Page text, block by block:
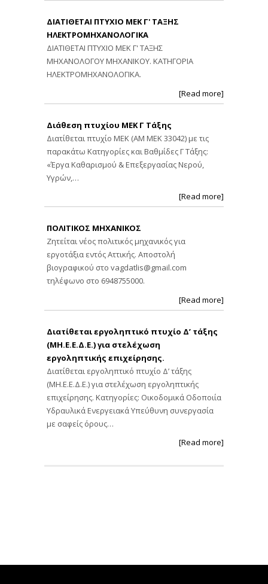
ΔΙΑΤΙΘΕΤΑΙ ΠΤΥΧΙΟ ΜΕΚ Γ' ΤΑΞΗΣ
ΗΛΕΚΤΡΟΜΗΧΑΝΟΛΟΓΙΚΑ
ΔΙΑΤΙΘΕΤΑΙ ΠΤΥΧΙΟ ΜΕΚ Γ' ΤΑΞΗΣ
ΜΗΧΑΝΟΛΟΓΟΥ ΜΗΧΑΝΙΚΟΥ. ΚΑΤΗΓΟΡΙΑ
ΗΛΕΚΤΡΟΜΗΧΑΝΟΛΟΓΙΚΑ.
[Read more]
Διάθεση πτυχίου ΜΕΚ Γ Τάξης
Διατίθεται πτυχίο ΜΕΚ (ΑΜ ΜΕΚ 33042) με τις
παρακάτω Κατηγορίες και Βαθμίδες Γ Τάξης:
«Έργα Καθαρισμού & Επεξεργασίας Νερού,
Υγρών,…
[Read more]
ΠΟΛΙΤΙΚΟΣ ΜΗΧΑΝΙΚΟΣ
Ζητείται νέος πολιτικός μηχανικός για
εργοτάξια εντός Αττικής. Αποστολή
βιογραφικού στο vagdatlis@gmail.com
τηλέφωνο στο 6948755000.
[Read more]
Διατίθεται εργοληπτικό πτυχίο Δ’ τάξης
(ΜΗ.Ε.Ε.Δ.Ε.) για στελέχωση
εργοληπτικής επιχείρησης.
Διατίθεται εργοληπτικό πτυχίο Δ’ τάξης
(ΜΗ.Ε.Ε.Δ.Ε.) για στελέχωση εργοληπτικής
επιχείρησης. Κατηγορίες: Οικοδομικά Οδοποιία
Υδραυλικά Ενεργειακά Υπεύθυνη συνεργασία
με σαφείς όρους…
[Read more]